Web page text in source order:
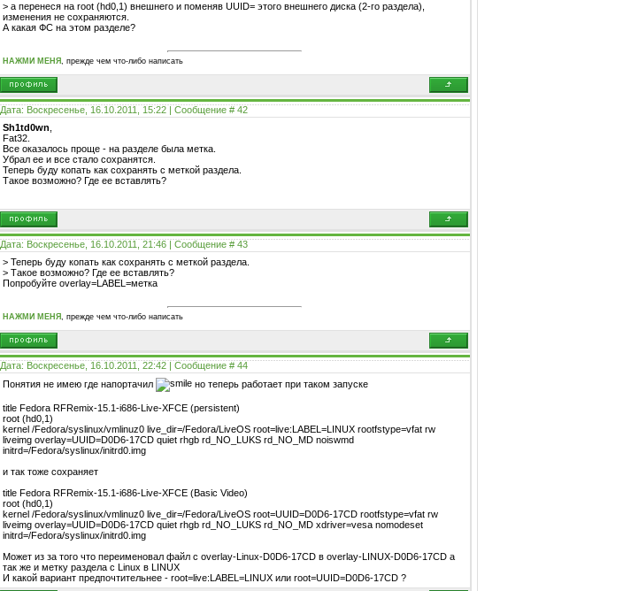
> а перенеся на root (hd0,1) внешнего и поменяв UUID= этого внешнего диска (2-го раздела),
изменения не сохраняются.
А какая ФС на этом разделе?
НАЖМИ МЕНЯ, прежде чем что-либо написать
Дата: Воскресенье, 16.10.2011, 15:22 | Сообщение # 42
Sh1td0wn
Fat32.
Все оказалось проще - на разделе была метка.
Убрал ее и все стало сохранятся.
Теперь буду копать как сохранять с меткой раздела.
Такое возможно? Где ее вставлять?
Дата: Воскресенье, 16.10.2011, 21:46 | Сообщение # 43
> Теперь буду копать как сохранять с меткой раздела.
> Такое возможно? Где ее вставлять?
Попробуйте overlay=LABEL=метка
НАЖМИ МЕНЯ, прежде чем что-либо написать
Дата: Воскресенье, 16.10.2011, 22:42 | Сообщение # 44
Понятия не имею где напортачил но теперь работает при таком запуске
title Fedora RFRemix-15.1-i686-Live-XFCE (persistent)
root (hd0,1)
kernel /Fedora/syslinux/vmlinuz0 live_dir=/Fedora/LiveOS root=live:LABEL=LINUX rootfstype=vfat rw
liveimg overlay=UUID=D0D6-17CD quiet rhgb rd_NO_LUKS rd_NO_MD noiswmd
initrd=/Fedora/syslinux/initrd0.img
и так тоже сохраняет
title Fedora RFRemix-15.1-i686-Live-XFCE (Basic Video)
root (hd0,1)
kernel /Fedora/syslinux/vmlinuz0 live_dir=/Fedora/LiveOS root=UUID=D0D6-17CD rootfstype=vfat rw
liveimg overlay=UUID=D0D6-17CD quiet rhgb rd_NO_LUKS rd_NO_MD xdriver=vesa nomodeset
initrd=/Fedora/syslinux/initrd0.img
Может из за того что переименовал файл с overlay-Linux-D0D6-17CD в overlay-LINUX-D0D6-17CD а
так же и метку раздела с Linux в LINUX
И какой вариант предпочтительнее - root=live:LABEL=LINUX или root=UUID=D0D6-17CD ?